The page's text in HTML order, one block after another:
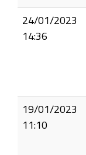
24/01/2023
14:36
19/01/2023
11:10